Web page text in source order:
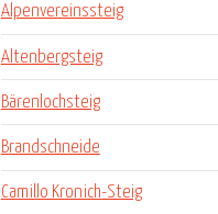
Alpenvereinssteig
Altenbergsteig
Bärenlochsteig
Brandschneide
Camillo Kronich-Steig